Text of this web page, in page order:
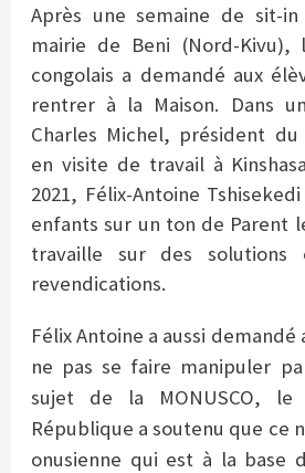
Après une semaine de sit-
mairie de Beni (Nord-Kivu),
congolais a demandé aux
rentrer à la Maison. Dans
Charles Michel, président
en visite de travail à
2021, Félix-Antoine
enfants sur un ton de Parent
travaille sur des solutions
revendications.
Félix Antoine a aussi
ne pas se faire manipuler
sujet de la MONUSCO,
République a soutenu que ce
onusienne qui est à la base